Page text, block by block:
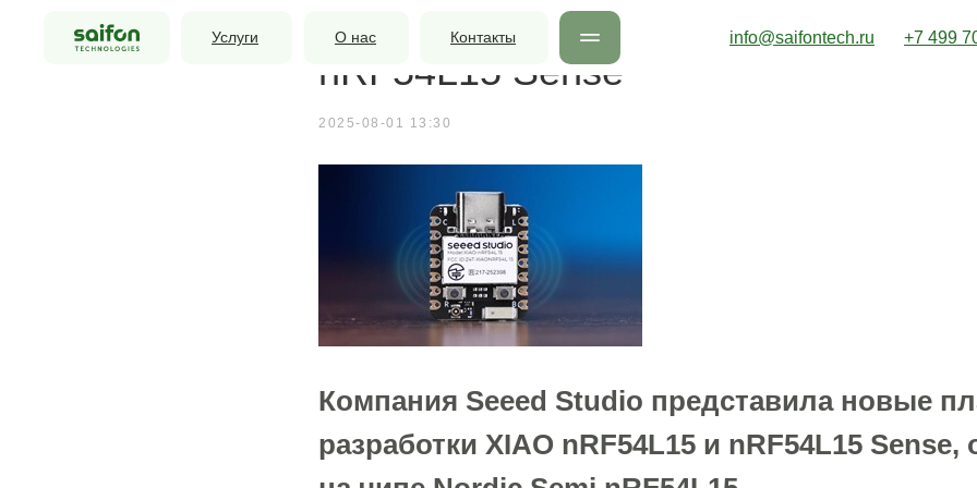
Услуги О нас Контакты +7 499
info@saifontech.ru
Платы разработки: XIAO nRF54L15
nRF54L15 Sense
2025-08-01 13:30
Компания Seeed Studio представила новые
разработки XIAO nRF54L15 и nRF54L15